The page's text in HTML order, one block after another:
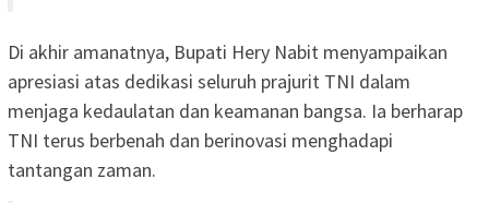
Di akhir amanatnya, Bupati Hery Nabit menyampaikan
apresiasi atas dedikasi seluruh prajurit TNI dalam
menjaga kedaulatan dan keamanan bangsa. Ia berharap
TNI terus berbenah dan berinovasi menghadapi
tantangan zaman.